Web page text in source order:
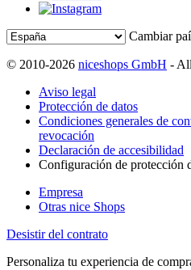
Cambiar
© 2010-2026 niceshops GmbH -
Aviso legal
Protección de datos
Condiciones generales de
revocación
Declaración de accesibilidad
Configuración de protección
Empresa
Otras nice Shops
Desistir del contrato
Personaliza tu experiencia de